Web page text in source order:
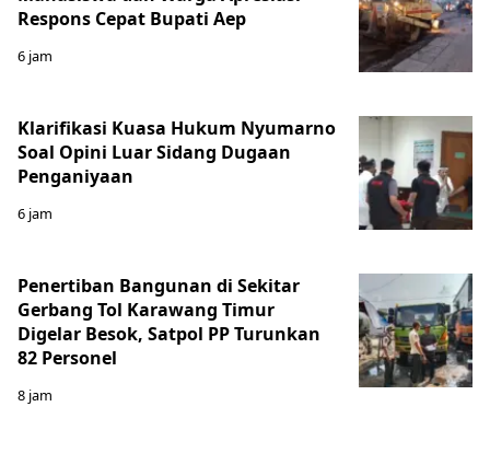
Respons Cepat Bupati Aep
6 jam
Klarifikasi Kuasa Hukum Nyumarno
Soal Opini Luar Sidang Dugaan
Penganiyaan
6 jam
Penertiban Bangunan di Sekitar
Gerbang Tol Karawang Timur
Digelar Besok, Satpol PP Turunkan
82 Personel
8 jam